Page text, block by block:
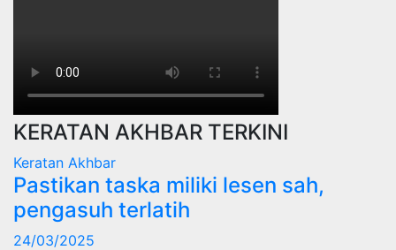
KERATAN AKHBAR TERKINI
Keratan Akhbar
Pastikan taska miliki lesen sah,
pengasuh terlatih
24/03/2025